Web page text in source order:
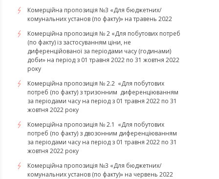
Комерційна пропозиція №3 «Для бюджетних/
комунальних установ (по факту)» на травень 2022
Комерційна пропозиція № 2 «Для побутових потреб
(по факту) із застосуванням ціни, не
диференційованої за періодами часу (годинами)
доби» на період з 01 травня 2022 по 31 жовтня 2022
року
Комерційна пропозиція № 2.2 «Для побутових
потреб (по факту) з тризонним диференціюванням
за періодами часу на період з 01 травня 2022 по 31
жовтня 2022 року
Комерційна пропозиція № 2.1 «Для побутових
потреб (по факту) з двозонним диференціюванням
за періодами часу на період з 01 травня 2022 по 31
жовтня 2022 року
Комерційна пропозиція №3 «Для бюджетних/
комунальних установ (по факту)» на червень 2022